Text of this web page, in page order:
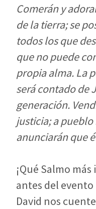
Comerán y
de la tierra; se
todos los que
que no puede
propia alma. La
será contado de
generación.
justicia; a
anunciarán que
¡Qué Salmo
antes del
David nos